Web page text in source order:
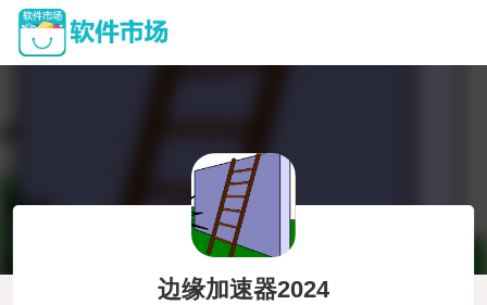
边缘加速器2024